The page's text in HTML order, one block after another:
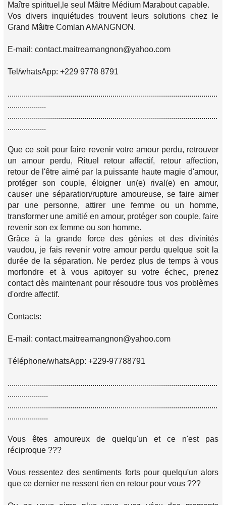
Maître spirituel,le seul Mâitre Médium Marabout capable.
Vos divers inquiétudes trouvent leurs solutions chez le
Grand Mâitre Comlan AMANGNON.
E-mail: contact.maitreamangnon@yahoo.com
Tel/whatsApp: +229 9778 8791
........................................................................................................
...................
........................................................................................................
...................
Que ce soit pour faire revenir votre amour perdu, retrouver
un amour perdu, Rituel retour affectif, retour affection,
retour de l'être aimé par la puissante haute magie d'amour,
protéger son couple, éloigner un(e) rival(e) en amour,
causer une séparation/rupture amoureuse, se faire aimer
par une personne, attirer une femme ou un homme,
transformer une amitié en amour, protéger son couple, faire
revenir son ex femme ou son homme.
Grâce à la grande force des génies et des divinités
vaudou, je fais revenir votre amour perdu quelque soit la
durée de la séparation. Ne perdez plus de temps à vous
morfondre et à vous apitoyer su votre échec, prenez
contact dès maintenant pour résoudre tous vos problèmes
d'ordre affectif.
Contacts:
E-mail: contact.maitreamangnon@yahoo.com
Téléphone/whatsApp: +229-97788791
........................................................................................................
....................
........................................................................................................
....................
Vous êtes amoureux de quelqu'un et ce n'est pas
réciproque ???
Vous ressentez des sentiments forts pour quelqu'un alors
que ce dernier ne ressent rien en retour pour vous ???